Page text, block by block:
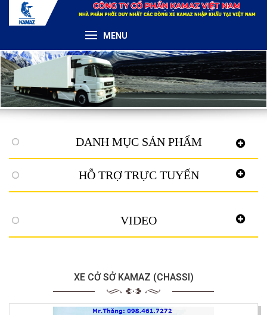
MENU
DANH MỤC SẢN PHẨM
HỖ TRỢ TRỰC TUYẾN
VIDEO
XE CỞ SỞ KAMAZ (CHASSI)